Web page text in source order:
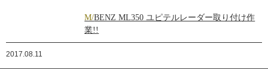
M/BENZ ML350 ユピテルレーダー取り付け作
業!!
2017.08.11